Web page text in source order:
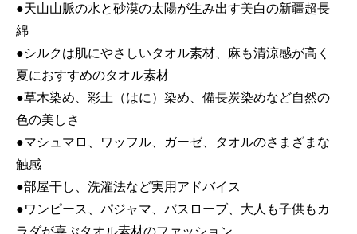
●天山山脈の水と砂漠の太陽が生み出す美白の新疆超長
綿
●シルクは肌にやさしいタオル素材、麻も清涼感が高く
夏におすすめのタオル素材
●草木染め、彩土（はに）染め、備長炭染めなど自然の
色の美しさ
●マシュマロ、ワッフル、ガーゼ、タオルのさまざまな
触感
●部屋干し、洗濯法など実用アドバイス
●ワンピース、パジャマ、バスローブ、大人も子供もカ
ラダが喜ぶタオル素材のファッション